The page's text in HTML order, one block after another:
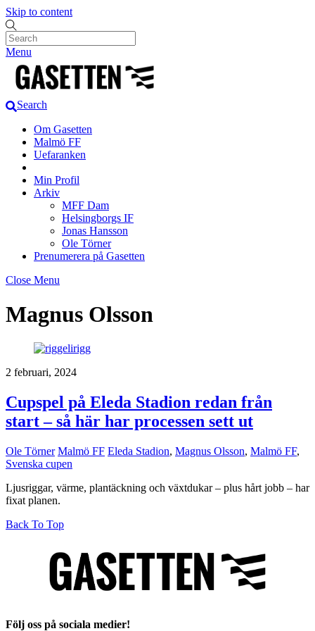
Skip to content
Menu
Search
Om Gasetten
Malmö FF
Uefaranken
Min Profil
Arkiv
MFF Dam
Helsingborgs IF
Jonas Hansson
Ole Törner
Prenumerera på Gasetten
Close Menu
Magnus Olsson
2 februari, 2024
Cupspel på Eleda Stadion redan från
start – så här har processen sett ut
Ole Törner Malmö FF Eleda Stadion, Magnus Olsson, Malmö FF,
Svenska cupen
Ljusriggar, värme, plantäckning och växtdukar – plus hårt jobb – har
fixat planen.
Back To Top
Följ oss på sociala medier!